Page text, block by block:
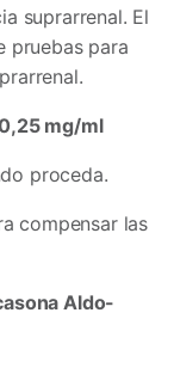
suprarrenal. El
pruebas para
mg/ml
proceda.
compensar las
Aldo-